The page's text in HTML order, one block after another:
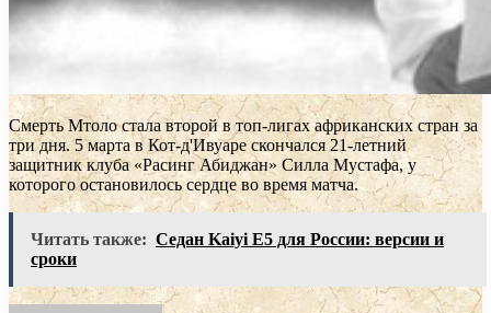
Смерть Мтоло стала второй в топ-лигах африканских стран за
три дня. 5 марта в Кот-д'Ивуаре скончался 21-летний
защитник клуба «Расинг Абиджан» Силла Мустафа, у
которого остановилось сердце во время матча.
Читать также: Седан Kaiyi E5 для России: версии и
сроки